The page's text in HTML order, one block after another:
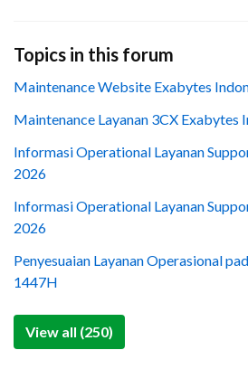
Topics in this forum
Maintenance Website Exabytes
Maintenance Layanan 3CX Exabytes
Informasi Operational Layanan
2026
Informasi Operational Layanan
2026
Penyesuaian Layanan Operasional
1447H
View all (250)